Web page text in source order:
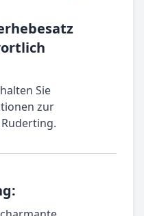
Sie
zur